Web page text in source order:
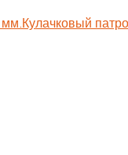
Кулачковый